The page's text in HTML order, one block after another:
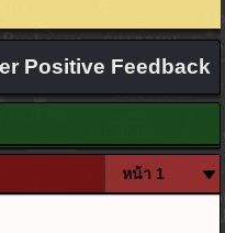
Positive Feedback